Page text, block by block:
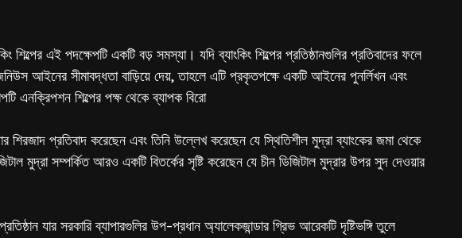
শিল্পের এই পদক্ষেপটি একটি বড় সমস্যা। যদি ব্যাংকিং শিল্পের প্রতিষ্ঠানগুলির প্রতিবাদের ফলে
আইনের সীমাবদ্ধতা বাড়িয়ে দেয়, তাহলে এটি প্রকৃতপক্ষে একটি আইনের পুনর্লিখন এবং
এনক্রিপশন শিল্পের পক্ষ থেকে ব্যাপক বিরো
শিরজাদ প্রতিবাদ করেছেন এবং তিনি উল্লেখ করেছেন যে স্থিতিশীল মুদ্রা ব্যাংকের জমা থেকে
মুদ্রা সম্পর্কিত আরও একটি বিতর্কের সৃষ্টি করেছেন যে চীন ডিজিটাল মুদ্রার উপর সুদ দেওয়ার
যার সরকারি ব্যাপারগুলির উপ-প্রধান অ্যালেকজান্ডার গ্রিভ আরেকটি দৃষ্টিভঙ্গি তুলে